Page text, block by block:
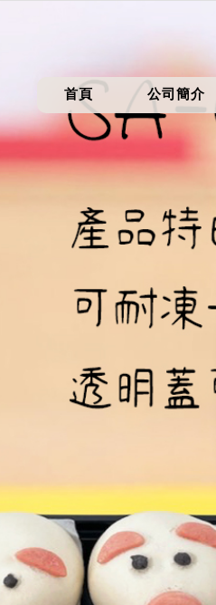
首頁 公司簡介